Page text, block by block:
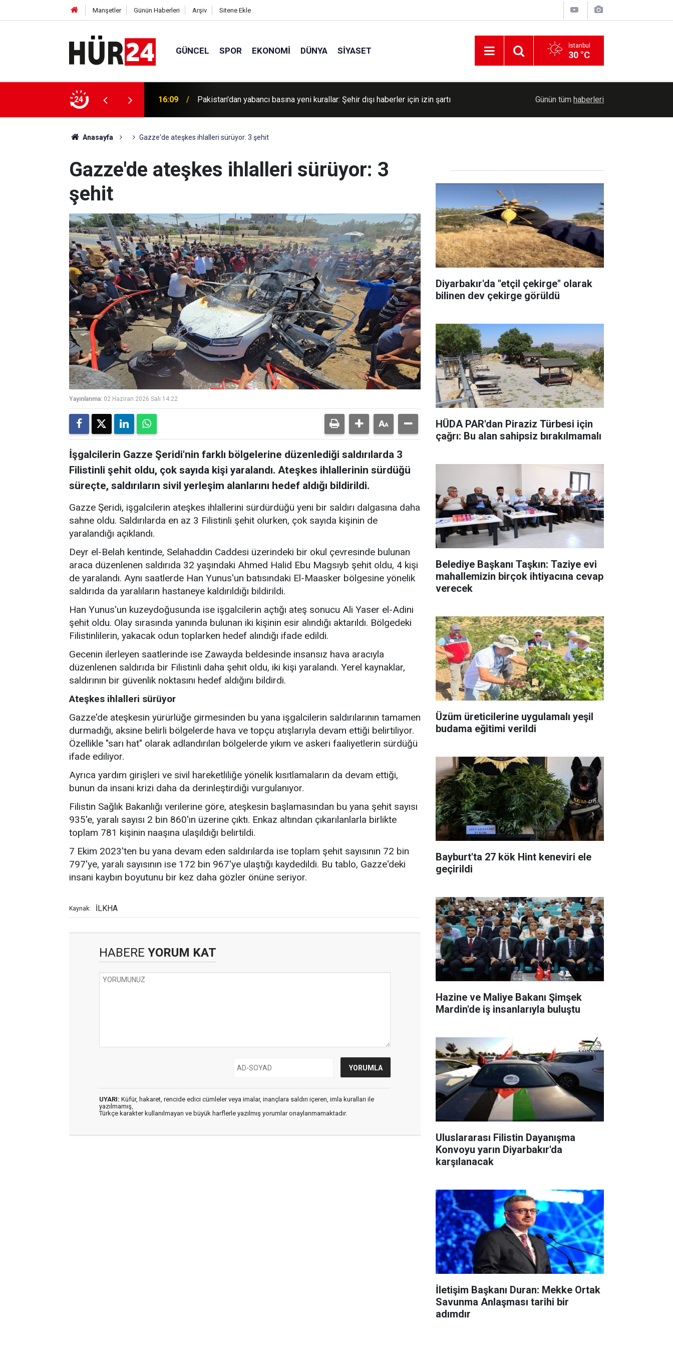
Manşetler Günün Haberleri Arşiv Sitene Ekle
GÜNCEL SPOR EKONOMI DÜNYA SIYASET İstanbul
30 °C
24
çağrı: Bu alan sahipsiz bırakılmamalı 16:09 Pakistan'dan yabancı basına yeni kurallar: Şehir dışı haberler için izin şartı Günün tüm haberleri
Anasayfa Gazze'de ateşkes ihlalleri sürüyor: 3 şehit
Gazze'de ateşkes ihlalleri sürüyor: 3
şehit
Yayınlanma: 02 Haziran 2026 Salı 14:22
İşgalcilerin Gazze Şeridi'nin farklı bölgelerine düzenlediği saldırılarda 3
Filistinli şehit oldu, çok sayıda kişi yaralandı. Ateşkes ihlallerinin sürdüğü
süreçte, saldırıların sivil yerleşim alanlarını hedef aldığı bildirildi.
Gazze Şeridi, işgalcilerin ateşkes ihlallerini sürdürdüğü yeni bir saldırı dalgasına daha
sahne oldu. Saldırılarda en az 3 Filistinli şehit olurken, çok sayıda kişinin de
yaralandığı açıklandı.
Deyr el-Belah kentinde, Selahaddin Caddesi üzerindeki bir okul çevresinde bulunan
araca düzenlenen saldırıda 32 yaşındaki Ahmed Halid Ebu Magsıyb şehit oldu, 4 kişi
de yaralandı. Aynı saatlerde Han Yunus'un batısındaki El-Maasker bölgesine yönelik
saldırıda da yaralıların hastaneye kaldırıldığı bildirildi.
Han Yunus'un kuzeydoğusunda ise işgalcilerin açtığı ateş sonucu Ali Yaser el-Adini
şehit oldu. Olay sırasında yanında bulunan iki kişinin esir alındığı aktarıldı. Bölgedeki
Filistinlilerin, yakacak odun toplarken hedef alındığı ifade edildi.
Gecenin ilerleyen saatlerinde ise Zawayda beldesinde insansız hava aracıyla
düzenlenen saldırıda bir Filistinli daha şehit oldu, iki kişi yaralandı. Yerel kaynaklar,
saldırının bir güvenlik noktasını hedef aldığını bildirdi.
Ateşkes ihlalleri sürüyor
Gazze'de ateşkesin yürürlüğe girmesinden bu yana işgalcilerin saldırılarının tamamen
durmadığı, aksine belirli bölgelerde hava ve topçu atışlarıyla devam ettiği belirtiliyor.
Özellikle "sarı hat" olarak adlandırılan bölgelerde yıkım ve askeri faaliyetlerin sürdüğü
ifade ediliyor.
Ayrıca yardım girişleri ve sivil hareketliliğe yönelik kısıtlamaların da devam ettiği,
bunun da insani krizi daha da derinleştirdiği vurgulanıyor.
Filistin Sağlık Bakanlığı verilerine göre, ateşkesin başlamasından bu yana şehit sayısı
935'e, yaralı sayısı 2 bin 860'ın üzerine çıktı. Enkaz altından çıkarılanlarla birlikte
toplam 781 kişinin naaşına ulaşıldığı belirtildi.
7 Ekim 2023'ten bu yana devam eden saldırılarda ise toplam şehit sayısının 72 bin
797'ye, yaralı sayısının ise 172 bin 967'ye ulaştığı kaydedildi. Bu tablo, Gazze'deki
insani kaybın boyutunu bir kez daha gözler önüne seriyor.
Kaynak: İLKHA
HABERE YORUM KAT
UYARI: Küfür, hakaret, rencide edici cümleler veya imalar, inançlara saldırı içeren, imla kuralları ile
yazılmamış,
Türkçe karakter kullanılmayan ve büyük harflerle yazılmış yorumlar onaylanmamaktadır.
Diyarbakır'da "etçil çekirge" olarak
bilinen dev çekirge görüldü
HÜDA PAR'dan Piraziz Türbesi için
çağrı: Bu alan sahipsiz bırakılmamalı
Belediye Başkanı Taşkın: Taziye evi
mahallemizin birçok ihtiyacına cevap
verecek
Üzüm üreticilerine uygulamalı yeşil
budama eğitimi verildi
Bayburt'ta 27 kök Hint keneviri ele
geçirildi
Hazine ve Maliye Bakanı Şimşek
Mardin'de iş insanlarıyla buluştu
Uluslararası Filistin Dayanışma
Konvoyu yarın Diyarbakır'da
karşılanacak
İletişim Başkanı Duran: Mekke Ortak
Savunma Anlaşması tarihi bir
adımdır